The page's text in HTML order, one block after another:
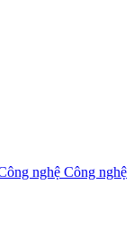
nghệ Công nghệ